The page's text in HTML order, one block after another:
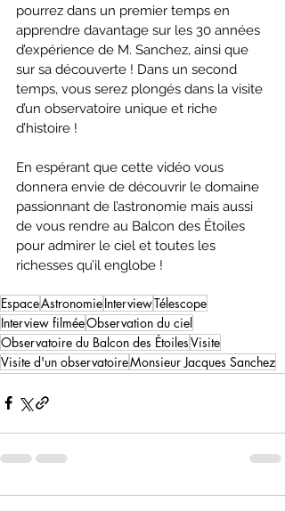
pourrez dans un premier temps en
apprendre davantage sur les 30 années
d’expérience de M. Sanchez, ainsi que
sur sa découverte ! Dans un second
temps, vous serez plongés dans la visite
d’un observatoire unique et riche
d’histoire !
En espérant que cette vidéo vous
donnera envie de découvrir le domaine
passionnant de l’astronomie mais aussi
de vous rendre au Balcon des Étoiles
pour admirer le ciel et toutes les
richesses qu’il englobe !
EspaceAstronomieInterviewTélescope
Interview filméeObservation du ciel
Observatoire du Balcon des ÉtoilesVisite
Visite d'un observatoireMonsieur Jacques Sanchez